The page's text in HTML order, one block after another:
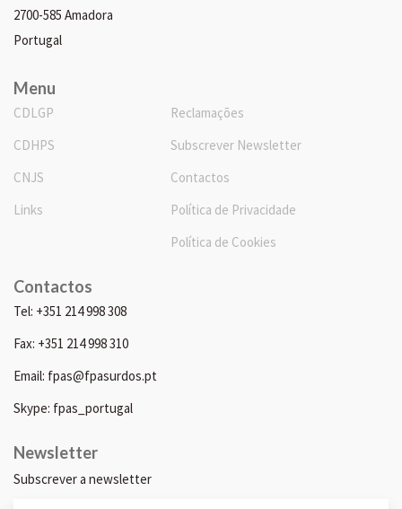
2700-585 Amadora
Portugal
Menu
CDLGP
CDHPS
CNJS
Links
Reclamações
Subscrever Newsletter
Contactos
Política de Privacidade
Política de Cookies
Contactos
Tel: +351 214 998 308
Fax: +351 214 998 310
Email: fpas@fpasurdos.pt
Skype: fpas_portugal
Newsletter
Subscrever a newsletter